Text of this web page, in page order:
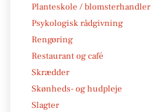
Planteskole / blomsterhandler
Psykologisk rådgivning
Rengøring
Restaurant og café
Skrædder
Skønheds- og hudpleje
Slagter